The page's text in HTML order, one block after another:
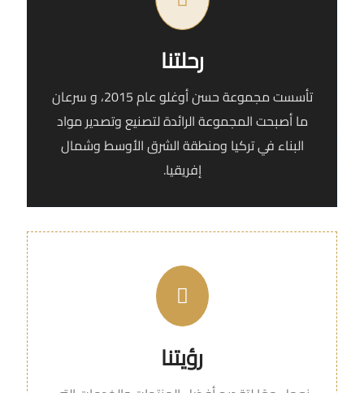
رحلتنا
تأسست مجموعة حسن أوغلو عام 2015، و سرعان
ما أصبحت المجموعة الرائدة لتصنيع وتصدير مواد
البناء في تركيا ومنطقة الشرق الأوسط وشمال
إفريقيا.
رؤيتنا